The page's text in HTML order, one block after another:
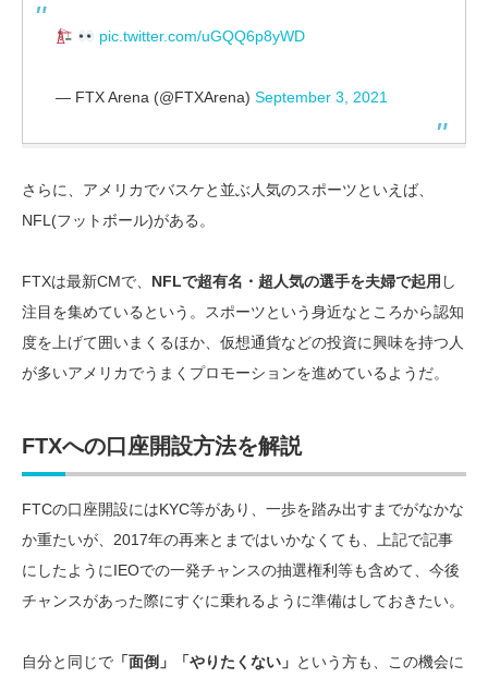
pic.twitter.com/uGQQ6p8yWD
— FTX Arena (@FTXArena) September 3, 2021
さらに、アメリカでバスケと並ぶ人気のスポーツといえば、
NFL(フットボール)がある。
FTXは最新CMで、 NFLで超有名・超人気の選手を夫婦で起用 し
注目を集めているという。スポーツという身近なところから認知
度を上げて囲いまくるほか、仮想通貨などの投資に興味を持つ人
が多いアメリカでうまくプロモーションを進めているようだ。
FTXへの口座開設方法を解説
FTCの口座開設にはKYC等があり、一歩を踏み出すまでがなかな
か重たいが、2017年の再来とまではいかなくても、上記で記事
にしたようにIEOでの一発チャンスの抽選権利等も含めて、今後
チャンスがあった際にすぐに乗れるように準備はしておきたい。
自分と同じで 「面倒」「やりたくない」 という方も、この機会に